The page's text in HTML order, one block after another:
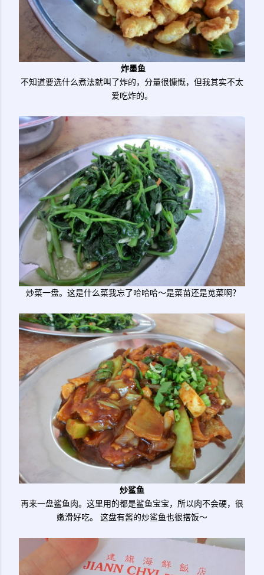
炸墨鱼
不知道要选什么煮法就叫了炸的，分量很慷慨，但我其实不太
爱吃炸的。
炒菜一盘。这是什么菜我忘了哈哈哈～是菜苗还是苋菜啊？
炒鲨鱼
再来一盘鲨鱼肉。这里用的都是鲨鱼宝宝，所以肉不会硬，很
嫩滑好吃。 这盘有酱的炒鲨鱼也很搭饭～